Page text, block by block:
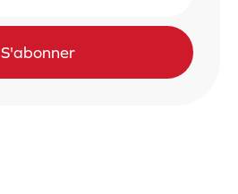
S'abonner